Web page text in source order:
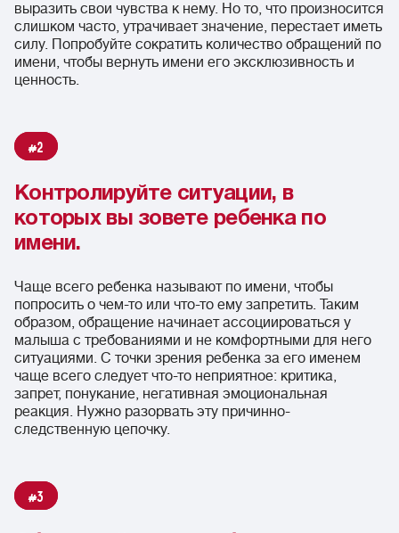
выразить свои чувства к нему. Но то, что произносится
слишком часто, утрачивает значение, перестает иметь
силу. Попробуйте сократить количество обращений по
имени, чтобы вернуть имени его эксклюзивность и
ценность.
2
Контролируйте ситуации, в
которых вы зовете ребенка по
имени.
Чаще всего ребенка называют по имени, чтобы
попросить о чем-то или что-то ему запретить. Таким
образом, обращение начинает ассоциироваться у
малыша с требованиями и не комфортными для него
ситуациями. С точки зрения ребенка за его именем
чаще всего следует что-то неприятное: критика,
запрет, понукание, негативная эмоциональная
реакция. Нужно разорвать эту причинно-
следственную цепочку.
3